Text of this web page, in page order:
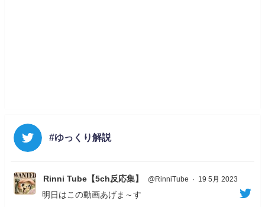
#ゆっくり解説
Rinni Tube【5ch反応集】 @RinniTube · 19 5月 2023
明日はこの動画あげま～す